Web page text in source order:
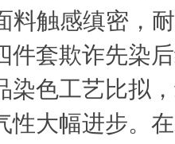
料触感缜密，
件套欺诈先染
染色工艺比拟
性大幅进步。